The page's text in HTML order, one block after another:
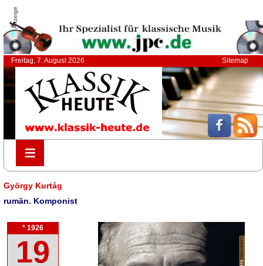
Anzeige
Freitag, 7. August 2026 Sitemap
≡
≡
György Kurtág
rumän. Komponist
* 1926
19